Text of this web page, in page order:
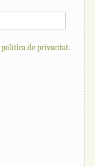
política de privacitat.